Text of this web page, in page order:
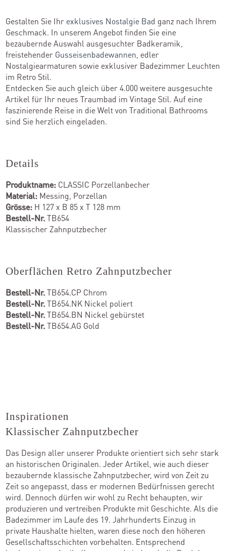
Gestalten Sie Ihr exklusives Nostalgie Bad ganz nach Ihrem
Geschmack. In unserem Angebot finden Sie eine
bezaubernde Auswahl ausgesuchter Badkeramik,
freistehender Gusseisenbadewannen , edler
Nostalgiearmaturen sowie exklusiver Badezimmer Leuchten
im Retro Stil.
Entdecken Sie auch gleich über 4.000 weitere ausgesuchte
Artikel für Ihr neues Traumbad im Vintage Stil. Auf eine
faszinierende Reise in die Welt von Traditional Bathrooms
sind Sie herzlich eingeladen.
Details
Produktname: CLASSIC Porzellanbecher
Material: Messing, Porzellan
Grösse: H 127 x B 85 x T 128 mm
Bestell-Nr.TB654
Klassischer Zahnputzbecher
Oberflächen Retro Zahnputzbecher
Bestell-Nr.TB654.CP Chrom
Bestell-Nr.TB654.NK Nickel poliert
Bestell-Nr.TB654.BN Nickel gebürstet
Bestell-Nr.TB654.AG Gold
Inspirationen
Klassischer Zahnputzbecher
Das Design aller unserer Produkte orientiert sich sehr stark
an historischen Originalen. Jeder Artikel, wie auch dieser
bezaubernde klassische Zahnputzbecher, wird von Zeit zu
Zeit so angepasst, dass er modernen Bedürfnissen gerecht
wird. Dennoch dürfen wir wohl zu Recht behaupten, wir
produzieren und vertreiben Produkte mit Geschichte. Als die
Badezimmer im Laufe des 19. Jahrhunderts Einzug in
private Haushalte hielten, waren diese noch den höheren
Gesellschaftsschichten vorbehalten. Entsprechend